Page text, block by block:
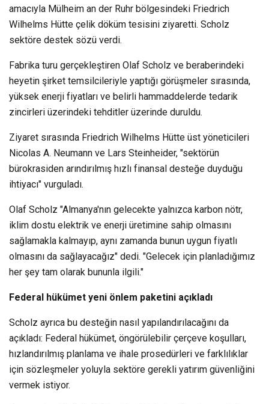
amacıyla Mülheim an der Ruhr bölgesindeki Friedrich
Wilhelms Hütte çelik döküm tesisini ziyaretti. Scholz
sektöre destek sözü verdi.
Fabrika turu gerçekleştiren Olaf Scholz ve beraberindeki
heyetin şirket temsilcileriyle yaptığı görüşmeler sırasında,
yüksek enerji fiyatları ve belirli hammaddelerde tedarik
zincirleri üzerindeki tehditler üzerinde duruldu.
Ziyaret sırasında Friedrich Wilhelms Hütte üst yöneticileri
Nicolas A. Neumann ve Lars Steinheider, "sektörün
bürokrasiden arındırılmış hızlı finansal desteğe duyduğu
ihtiyacı" vurguladı.
Olaf Scholz "Almanya'nın gelecekte yalnızca karbon nötr,
iklim dostu elektrik ve enerji üretimine sahip olmasını
sağlamakla kalmayıp, aynı zamanda bunun uygun fiyatlı
olmasını da sağlayacağız" dedi. "Gelecek için planladığımız
her şey tam olarak bununla ilgili."
Federal hükümet yeni önlem paketini açıkladı
Scholz ayrıca bu desteğin nasıl yapılandırılacağını da
açıkladı: Federal hükümet, öngörülebilir çerçeve koşulları,
hızlandırılmış planlama ve ihale prosedürleri ve farklılıklar
için sözleşmeler yoluyla sektöre gerekli yatırım güvenliğini
vermek istiyor.